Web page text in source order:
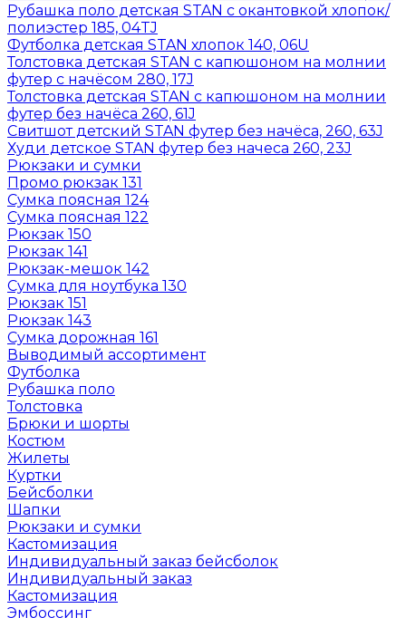
Рубашка поло детская STAN с окантовкой хлопок/
полиэстер 185, 04TJ
Футболка детская STAN хлопок 140, 06U
Толстовка детская STAN с капюшоном на молнии
футер с начёсом 280, 17J
Толстовка детская STAN с капюшоном на молнии
футер без начёса 260, 61J
Свитшот детский STAN футер без начёса, 260, 63J
Худи детское STAN футер без начеса 260, 23J
Рюкзаки и сумки
Промо рюкзак 131
Сумка поясная 124
Сумка поясная 122
Рюкзак 150
Рюкзак 141
Рюкзак-мешок 142
Сумка для ноутбука 130
Рюкзак 151
Рюкзак 143
Сумка дорожная 161
Выводимый ассортимент
Футболка
Рубашка поло
Толстовка
Брюки и шорты
Костюм
Жилеты
Куртки
Бейсболки
Шапки
Рюкзаки и сумки
Кастомизация
Индивидуальный заказ бейсболок
Индивидуальный заказ
Кастомизация
Эмбоссинг